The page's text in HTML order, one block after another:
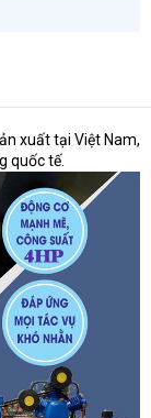
xuất tại Việt Nam,
quốc tế.